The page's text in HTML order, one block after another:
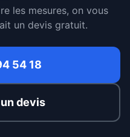
les mesures, on vous
un devis gratuit.
54 18
devis